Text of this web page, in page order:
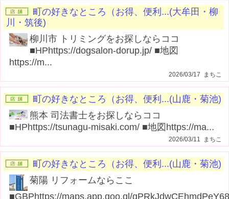
町の好きなところ（お得、便利...(大牟田・柳
川・筑後)
柳川市 トリミングをお探しならココ
■HPhttps://dogsalon-dorup.jp/ ■地図
https://m...
2026/03/17 まちこ
町の好きなところ（お得、便利...(山鹿・菊池)
熊本 司法書士をお探しならココ
■HPhttps://tsunagu-misaki.com/ ■地図https://ma...
2026/03/11 まちこ
町の好きなところ（お得、便利...(山鹿・菊池)
菊陽 リフォームならここ
■GBPhttps://maps.app.goo.gl/